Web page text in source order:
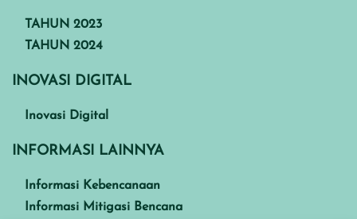
TAHUN 2023
TAHUN 2024
INOVASI DIGITAL
Inovasi Digital
INFORMASI LAINNYA
Informasi Kebencanaan
Informasi Mitigasi Bencana